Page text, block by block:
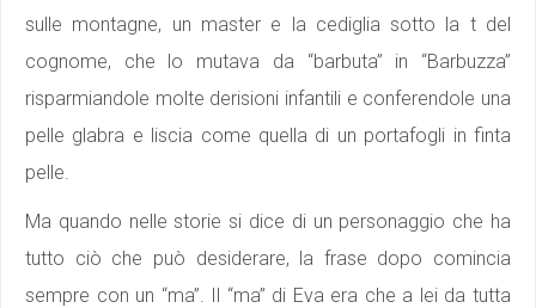
sulle montagne, un master e la cediglia sotto la t del
cognome, che lo mutava da “barbuta” in “Barbuzza”
risparmiandole molte derisioni infantili e conferendole una
pelle glabra e liscia come quella di un portafogli in finta
pelle.
Ma quando nelle storie si dice di un personaggio che ha
tutto ciò che può desiderare, la frase dopo comincia
sempre con un “ma”. Il “ma” di Eva era che a lei da tutta